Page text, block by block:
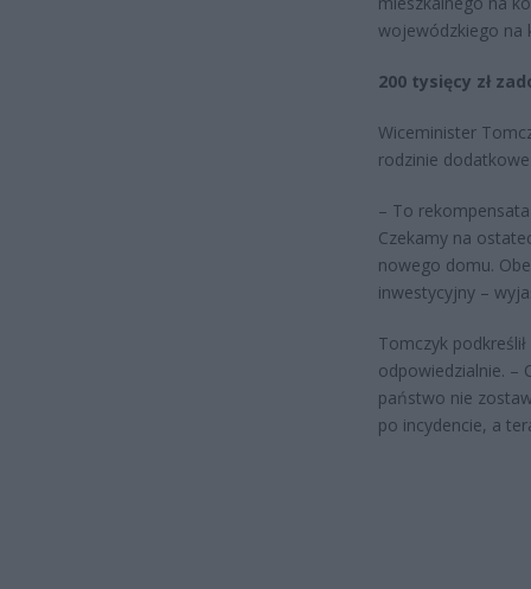
wojewódzkiego na
200 tysięcy zł
Wiceminister
rodzinie
– To
Czekamy na
nowego domu.
inwestycyjny –
Tomczyk
odpowiedzialnie. –
państwo nie
po incydencie, a